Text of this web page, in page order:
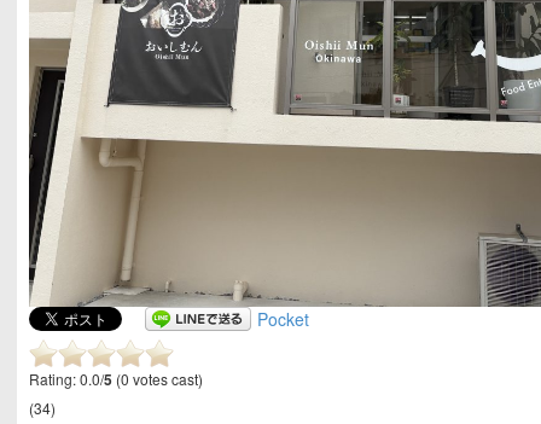
Pocket
Rating: 0.0/5 (0 votes cast)
(34)